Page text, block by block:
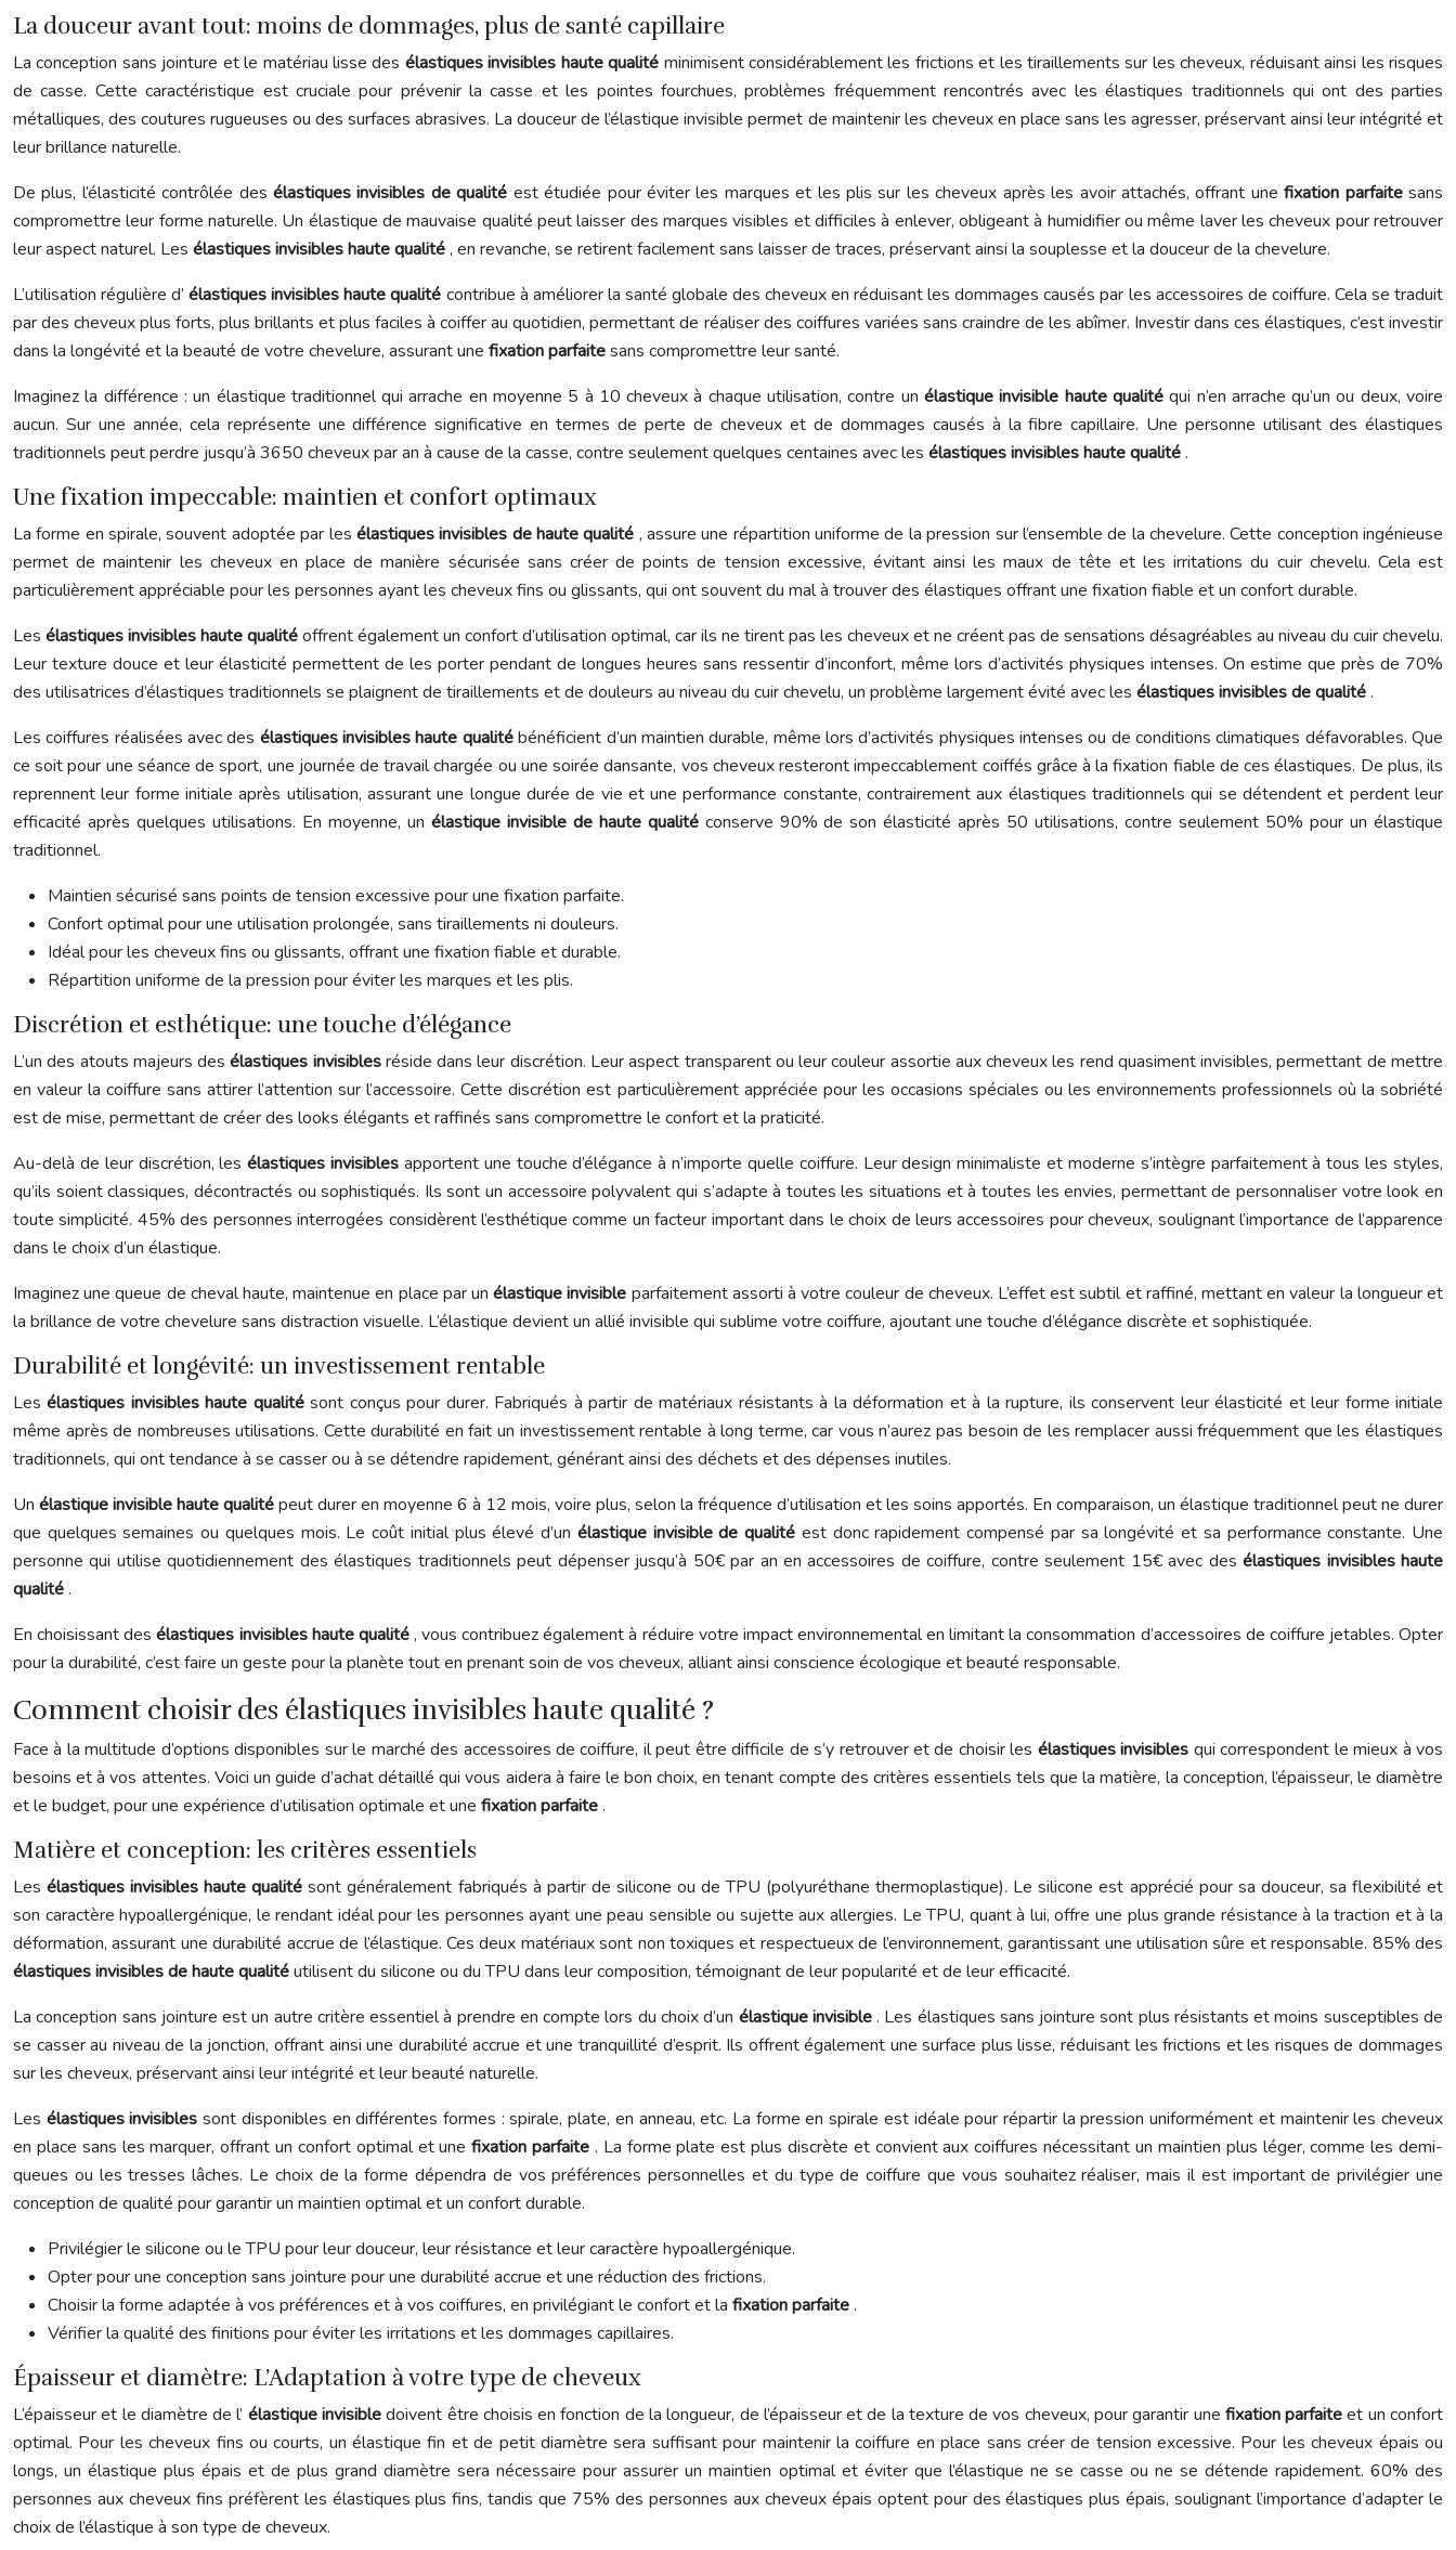
La douceur avant tout: moins de dommages, plus de santé capillaire
La conception sans jointure et le matériau lisse des élastiques invisibles haute qualité minimisent considérablement les frictions et les tiraillements sur les cheveux, réduisant ainsi les risques
de casse. Cette caractéristique est cruciale pour prévenir la casse et les pointes fourchues, problèmes fréquemment rencontrés avec les élastiques traditionnels qui ont des parties
métalliques, des coutures rugueuses ou des surfaces abrasives. La douceur de l’élastique invisible permet de maintenir les cheveux en place sans les agresser, préservant ainsi leur intégrité et
leur brillance naturelle.
De plus, l’élasticité contrôlée desélastiques invisibles de qualité est étudiée pour éviter les marques et les plis sur les cheveux après les avoir attachés, offrant unefixation parfaitesans
compromettre leur forme naturelle. Un élastique de mauvaise qualité peut laisser des marques visibles et difficiles à enlever, obligeant à humidifier ou même laver les cheveux pour retrouver
leur aspect naturel. Les élastiques invisibles haute qualité, en revanche, se retirent facilement sans laisser de traces, préservant ainsi la souplesse et la douceur de la chevelure.
L’utilisation régulière d’élastiques invisibles haute qualité contribue à améliorer la santé globale des cheveux en réduisant les dommages causés par les accessoires de coiffure. Cela se traduit
par des cheveux plus forts, plus brillants et plus faciles à coiffer au quotidien, permettant de réaliser des coiffures variées sans craindre de les abîmer. Investir dans ces élastiques, c’est investir
dans la longévité et la beauté de votre chevelure, assurant une fixation parfaitesans compromettre leur santé.
Imaginez la différence : un élastique traditionnel qui arrache en moyenne 5 à 10 cheveux à chaque utilisation, contre un élastique invisible haute qualitéqui n’en arrache qu’un ou deux, voire
aucun. Sur une année, cela représente une différence significative en termes de perte de cheveux et de dommages causés à la fibre capillaire. Une personne utilisant des élastiques
traditionnels peut perdre jusqu’à 3650 cheveux par an à cause de la casse, contre seulement quelques centaines avec les élastiques invisibles haute qualité.
Une fixation impeccable: maintien et confort optimaux
La forme en spirale, souvent adoptée par les élastiques invisibles de haute qualité , assure une répartition uniforme de la pression sur l’ensemble de la chevelure. Cette conception ingénieuse
permet de maintenir les cheveux en place de manière sécurisée sans créer de points de tension excessive, évitant ainsi les maux de tête et les irritations du cuir chevelu. Cela est
particulièrement appréciable pour les personnes ayant les cheveux fins ou glissants, qui ont souvent du mal à trouver des élastiques offrant une fixation fiable et un confort durable.
Les élastiques invisibles haute qualitéoffrent également un confort d’utilisation optimal, car ils ne tirent pas les cheveux et ne créent pas de sensations désagréables au niveau du cuir chevelu.
Leur texture douce et leur élasticité permettent de les porter pendant de longues heures sans ressentir d’inconfort, même lors d’activités physiques intenses. On estime que près de 70%
des utilisatrices d’élastiques traditionnels se plaignent de tiraillements et de douleurs au niveau du cuir chevelu, un problème largement évité avec les élastiques invisibles de qualité.
Les coiffures réalisées avec des élastiques invisibles haute qualitébénéficient d’un maintien durable, même lors d’activités physiques intenses ou de conditions climatiques défavorables. Que
ce soit pour une séance de sport, une journée de travail chargée ou une soirée dansante, vos cheveux resteront impeccablement coiffés grâce à la fixation fiable de ces élastiques. De plus, ils
reprennent leur forme initiale après utilisation, assurant une longue durée de vie et une performance constante, contrairement aux élastiques traditionnels qui se détendent et perdent leur
efficacité après quelques utilisations. En moyenne, un élastique invisible de haute qualité conserve 90% de son élasticité après 50 utilisations, contre seulement 50% pour un élastique
traditionnel.
Maintien sécurisé sans points de tension excessive pour une fixation parfaite.
Confort optimal pour une utilisation prolongée, sans tiraillements ni douleurs.
Idéal pour les cheveux fins ou glissants, offrant une fixation fiable et durable.
Répartition uniforme de la pression pour éviter les marques et les plis.
Discrétion et esthétique: une touche d’élégance
L’un des atouts majeurs desélastiques invisiblesréside dans leur discrétion. Leur aspect transparent ou leur couleur assortie aux cheveux les rend quasiment invisibles, permettant de mettre
en valeur la coiffure sans attirer l’attention sur l’accessoire. Cette discrétion est particulièrement appréciée pour les occasions spéciales ou les environnements professionnels où la sobriété
est de mise, permettant de créer des looks élégants et raffinés sans compromettre le confort et la praticité.
Au-delà de leur discrétion, lesélastiques invisibles apportent une touche d’élégance à n’importe quelle coiffure. Leur design minimaliste et moderne s’intègre parfaitement à tous les styles,
qu’ils soient classiques, décontractés ou sophistiqués. Ils sont un accessoire polyvalent qui s’adapte à toutes les situations et à toutes les envies, permettant de personnaliser votre look en
toute simplicité. 45% des personnes interrogées considèrent l’esthétique comme un facteur important dans le choix de leurs accessoires pour cheveux, soulignant l’importance de l’apparence
dans le choix d’un élastique.
Imaginez une queue de cheval haute, maintenue en place par unélastique invisible parfaitement assorti à votre couleur de cheveux. L’effet est subtil et raffiné, mettant en valeur la longueur et
la brillance de votre chevelure sans distraction visuelle. L’élastique devient un allié invisible qui sublime votre coiffure, ajoutant une touche d’élégance discrète et sophistiquée.
Durabilité et longévité: un investissement rentable
Lesélastiques invisibles haute qualitésont conçus pour durer. Fabriqués à partir de matériaux résistants à la déformation et à la rupture, ils conservent leur élasticité et leur forme initiale
même après de nombreuses utilisations. Cette durabilité en fait un investissement rentable à long terme, car vous n’aurez pas besoin de les remplacer aussi fréquemment que les élastiques
traditionnels, qui ont tendance à se casser ou à se détendre rapidement, générant ainsi des déchets et des dépenses inutiles.
Un élastique invisible haute qualitépeut durer en moyenne 6 à 12 mois, voire plus, selon la fréquence d’utilisation et les soins apportés. En comparaison, un élastique traditionnel peut ne durer
que quelques semaines ou quelques mois. Le coût initial plus élevé d’un élastique invisible de qualité est donc rapidement compensé par sa longévité et sa performance constante. Une
personne qui utilise quotidiennement des élastiques traditionnels peut dépenser jusqu’à 50€ par an en accessoires de coiffure, contre seulement 15€ avec desélastiques invisibles haute
qualité.
En choisissant desélastiques invisibles haute qualité, vous contribuez également à réduire votre impact environnemental en limitant la consommation d’accessoires de coiffure jetables. Opter
pour la durabilité, c’est faire un geste pour la planète tout en prenant soin de vos cheveux, alliant ainsi conscience écologique et beauté responsable.
Comment choisir des élastiques invisibles haute qualité ?
Face à la multitude d’options disponibles sur le marché des accessoires de coiffure, il peut être difficile de s’y retrouver et de choisir les élastiques invisibles qui correspondent le mieux à vos
besoins et à vos attentes. Voici un guide d’achat détaillé qui vous aidera à faire le bon choix, en tenant compte des critères essentiels tels que la matière, la conception, l’épaisseur, le diamètre
et le budget, pour une expérience d’utilisation optimale et une fixation parfaite.
Matière et conception: les critères essentiels
Lesélastiques invisibles haute qualitésont généralement fabriqués à partir de silicone ou de TPU (polyuréthane thermoplastique). Le silicone est apprécié pour sa douceur, sa flexibilité et
son caractère hypoallergénique, le rendant idéal pour les personnes ayant une peau sensible ou sujette aux allergies. Le TPU, quant à lui, offre une plus grande résistance à la traction et à la
déformation, assurant une durabilité accrue de l’élastique. Ces deux matériaux sont non toxiques et respectueux de l’environnement, garantissant une utilisation sûre et responsable. 85% des
élastiques invisibles de haute qualitéutilisent du silicone ou du TPU dans leur composition, témoignant de leur popularité et de leur efficacité.
La conception sans jointure est un autre critère essentiel à prendre en compte lors du choix d’un élastique invisible. Les élastiques sans jointure sont plus résistants et moins susceptibles de
se casser au niveau de la jonction, offrant ainsi une durabilité accrue et une tranquillité d’esprit. Ils offrent également une surface plus lisse, réduisant les frictions et les risques de dommages
sur les cheveux, préservant ainsi leur intégrité et leur beauté naturelle.
Les élastiques invisiblessont disponibles en différentes formes : spirale, plate, en anneau, etc. La forme en spirale est idéale pour répartir la pression uniformément et maintenir les cheveux
en place sans les marquer, offrant un confort optimal et unefixation parfaite . La forme plate est plus discrète et convient aux coiffures nécessitant un maintien plus léger, comme les demi-
queues ou les tresses lâches. Le choix de la forme dépendra de vos préférences personnelles et du type de coiffure que vous souhaitez réaliser, mais il est important de privilégier une
conception de qualité pour garantir un maintien optimal et un confort durable.
Privilégier le silicone ou le TPU pour leur douceur, leur résistance et leur caractère hypoallergénique.
Opter pour une conception sans jointure pour une durabilité accrue et une réduction des frictions.
Choisir la forme adaptée à vos préférences et à vos coiffures, en privilégiant le confort et la fixation parfaite.
Vérifier la qualité des finitions pour éviter les irritations et les dommages capillaires.
Épaisseur et diamètre: L’Adaptation à votre type de cheveux
L’épaisseur et le diamètre de l’ élastique invisibledoivent être choisis en fonction de la longueur, de l’épaisseur et de la texture de vos cheveux, pour garantir une fixation parfaiteet un confort
optimal. Pour les cheveux fins ou courts, un élastique fin et de petit diamètre sera suffisant pour maintenir la coiffure en place sans créer de tension excessive. Pour les cheveux épais ou
longs, un élastique plus épais et de plus grand diamètre sera nécessaire pour assurer un maintien optimal et éviter que l’élastique ne se casse ou ne se détende rapidement. 60% des
personnes aux cheveux fins préfèrent les élastiques plus fins, tandis que 75% des personnes aux cheveux épais optent pour des élastiques plus épais, soulignant l’importance d’adapter le
choix de l’élastique à son type de cheveux.